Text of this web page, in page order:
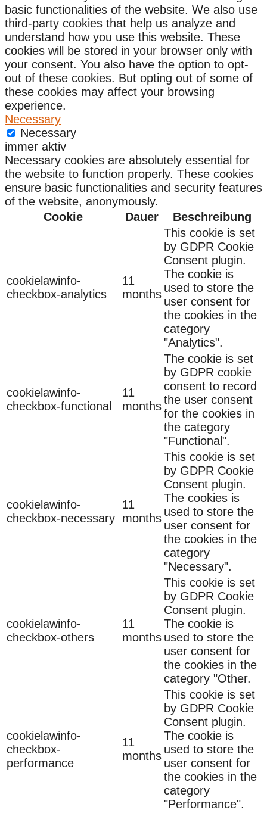
basic functionalities of the website. We also use
third-party cookies that help us analyze and
understand how you use this website. These
cookies will be stored in your browser only with
your consent. You also have the option to opt-
out of these cookies. But opting out of some of
these cookies may affect your browsing
experience.
Necessary
Necessary
immer aktiv
Necessary cookies are absolutely essential for
the website to function properly. These cookies
ensure basic functionalities and security features
of the website, anonymously.
Cookie
Dauer Beschreibung
cookielawinfo-
checkbox-analytics
11
months
This cookie is set
by GDPR Cookie
Consent plugin.
The cookie is
used to store the
user consent for
the cookies in the
category
"Analytics".
cookielawinfo-
checkbox-functional
11
months
The cookie is set
by GDPR cookie
consent to record
the user consent
for the cookies in
the category
"Functional".
cookielawinfo-
checkbox-necessary
11
months
This cookie is set
by GDPR Cookie
Consent plugin.
The cookies is
used to store the
user consent for
the cookies in the
category
"Necessary".
cookielawinfo-
checkbox-others
11
months
This cookie is set
by GDPR Cookie
Consent plugin.
The cookie is
used to store the
user consent for
the cookies in the
category "Other.
cookielawinfo-
checkbox-
performance
11
months
This cookie is set
by GDPR Cookie
Consent plugin.
The cookie is
used to store the
user consent for
the cookies in the
category
"Performance".